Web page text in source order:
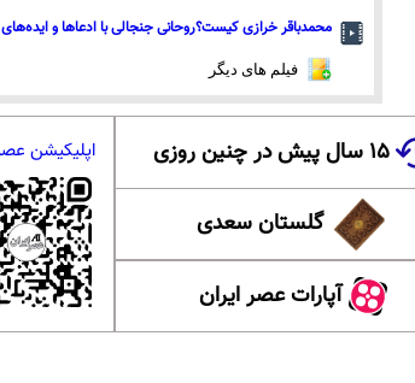
محمدباقر خرازی کیست؟روحانی جنجالی با ادعاها و
فیلم های دیگر
۱۵ سال پیش در چنین روزی
گلستان سعدی
آپارات عصر ایران
اپلیکیشن